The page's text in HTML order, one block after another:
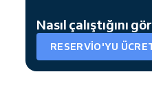
Nasıl çalıştığını
RESERVIO'YU